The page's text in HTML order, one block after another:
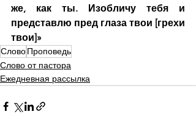
же, как ты. Изобличу тебя и
представлю пред глаза твои [грехи
твои]»
СловоПроповедь
Слово от пастора
Ежедневная рассылка